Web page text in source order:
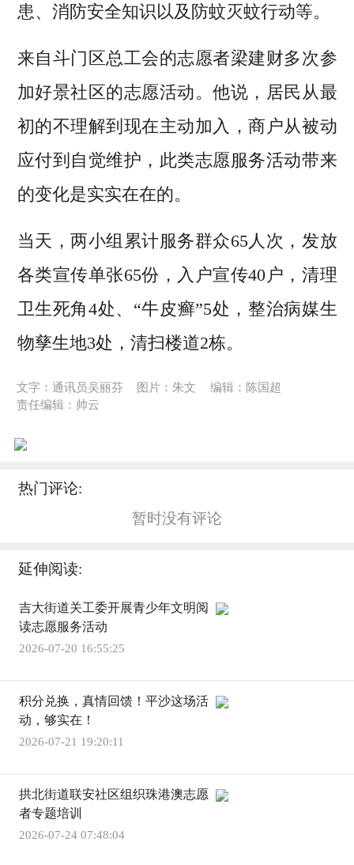
患、消防安全知识以及防蚊灭蚊行动等。
来自斗门区总工会的志愿者梁建财多次参
加好景社区的志愿活动。他说，居民从最
初的不理解到现在主动加入，商户从被动
应付到自觉维护，此类志愿服务活动带来
的变化是实实在在的。
当天，两小组累计服务群众65人次，发放
各类宣传单张65份，入户宣传40户，清理
卫生死角4处、“牛皮癣”5处，整治病媒生
物孳生地3处，清扫楼道2栋。
文字：通讯员吴丽芬 图片：朱文
编辑：陈国超
责任编辑：帅云
热门评论:
暂时没有评论
延伸阅读:
吉大街道关工委开展青少年文明阅
读志愿服务活动
2026-07-20 16:55:25
积分兑换，真情回馈！平沙这场活
动，够实在！
2026-07-21 19:20:11
拱北街道联安社区组织珠港澳志愿
者专题培训
2026-07-24 07:48:04